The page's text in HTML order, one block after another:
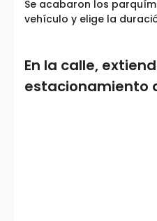
Se acabaron los
vehículo y elige la
En la calle,
estacionamiento